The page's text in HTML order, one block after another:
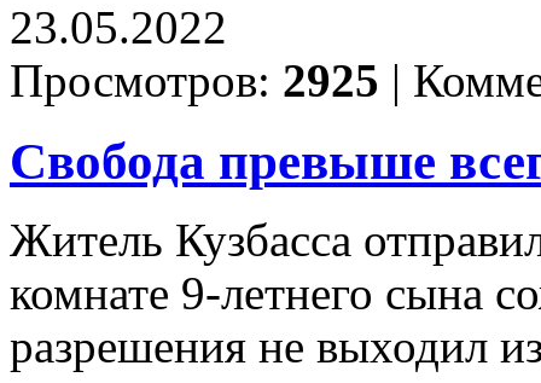
23.05.2022
Просмотров: 2925 |
Свобода превыше
Житель Кузбасса
комнате 9-летнего сына
разрешения не выходил